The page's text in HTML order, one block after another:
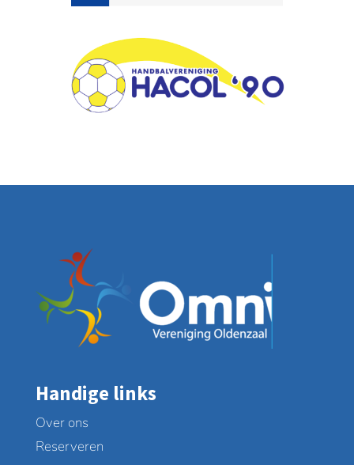
Handige links
Over ons
Reserveren